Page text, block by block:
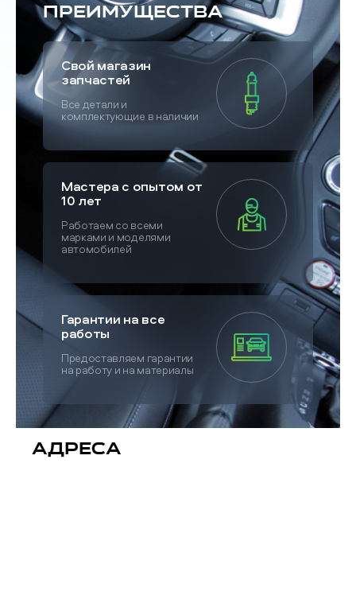
Преимущества
Свой магазин
запчастей
Все детали и
комплектующие в наличии
Мастера с опытом от
10 лет
Работаем со всеми
марками и моделями
автомобилей
Гарантии на все
работы
Предоставляем гарантии
на работу и на материалы
Адреса